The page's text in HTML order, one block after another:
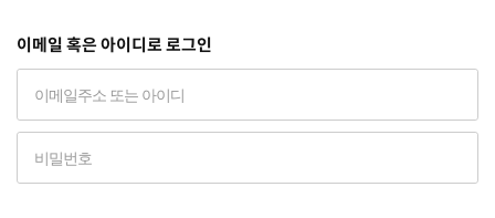
이메일 혹은 아이디로 로그인